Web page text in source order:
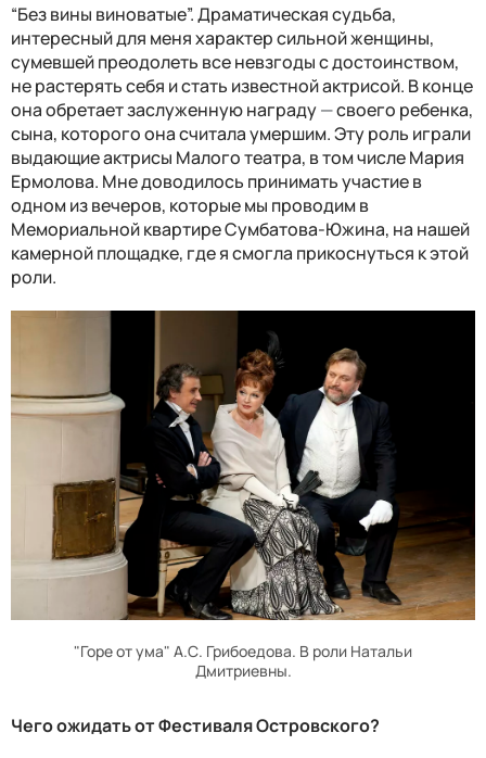
“Без вины виноватые”. Драматическая судьба,
интересный для меня характер сильной женщины,
сумевшей преодолеть все невзгоды с достоинством,
не растерять себя и стать известной актрисой. В конце
она обретает заслуженную награду—своего ребенка,
сына, которого она считала умершим. Эту роль играли
выдающие актрисы Малого театра, в том числе Мария
Ермолова. Мне доводилось принимать участие в
одном из вечеров, которые мы проводим в
Мемориальной квартире Сумбатова-Южина, на нашей
камерной площадке, где я смогла прикоснуться к этой
роли.
"Горе от ума" А.С. Грибоедова. В роли Натальи
Дмитриевны.
Чего ожидать от Фестиваля Островского?